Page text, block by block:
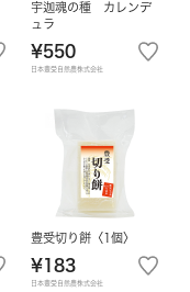
宇迦魂の種 カレンデ
ュラ
¥550
日本豊受自然農株式会社
豊受切り餅〈1個〉
¥183
日本豊受自然農株式会社